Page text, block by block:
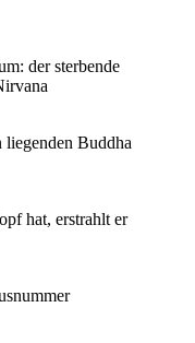
der sterbende
liegenden Buddha
hat, erstrahlt er